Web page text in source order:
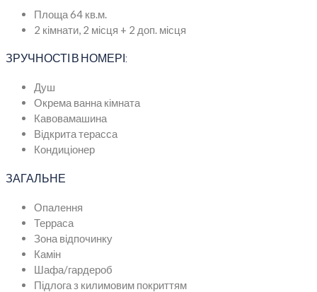
Площа 64 кв.м.
2 кімнати, 2 місця + 2 доп. місця
ЗРУЧНОСТІ В НОМЕРІ:
Душ
Окрема ванна кімната
Кавовамашина
Відкрита терасса
Кондиціонер
ЗАГАЛЬНЕ
Опалення
Терраса
Зона відпочинку
Камін
Шафа/гардероб
Підлога з килимовим покриттям